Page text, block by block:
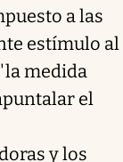
a las
estímulo al
medida
el
y los